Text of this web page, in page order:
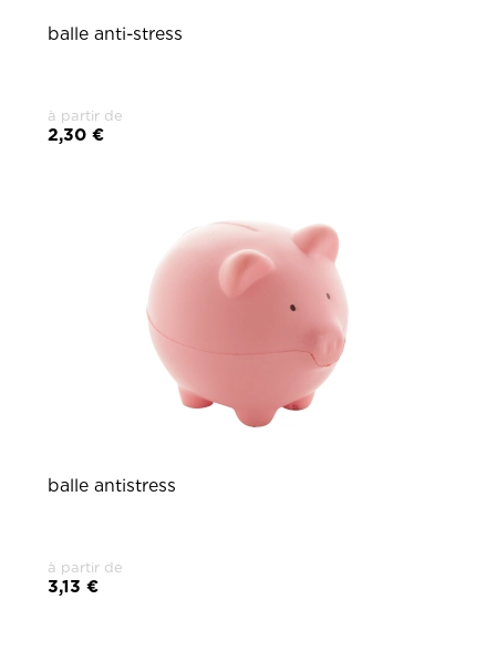
balle anti-stress
à partir de
2,30 €
balle antistress
à partir de
3,13 €